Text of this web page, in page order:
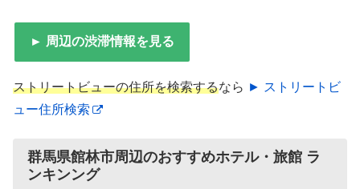
► 周辺の渋滞情報を見る
ストリートビューの住所を検索するなら ► ストリートビ
ュー住所検索
群馬県館林市周辺のおすすめホテル・旅館 ラ
ンキンング